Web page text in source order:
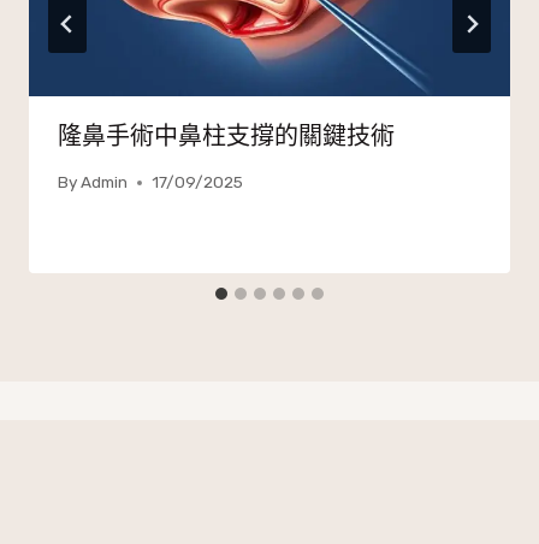
隆鼻手術中鼻柱支撐的關鍵技術
ByAdmin 17/09/2025